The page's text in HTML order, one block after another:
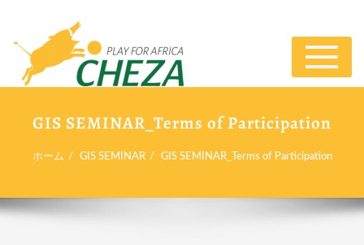
ナ
ビ
ゲ
シ
ン
り
替
GIS SEMINAR_Terms of Participation
ホーム GIS SEMINAR GIS SEMINAR_Terms of Participation